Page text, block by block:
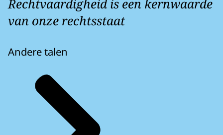
Rechtvaardigheid is een kernwaarde
van onze rechtsstaat
Andere talen